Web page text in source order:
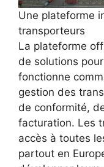
Une plateforme
transporteurs
La plateforme
de solutions
fonctionne
gestion des
de conformité,
facturation. Les
accès à toutes
partout en